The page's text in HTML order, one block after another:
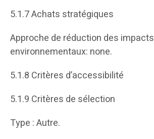
5.1.7 Achats stratégiques
Approche de réduction des impacts
environnementaux: none.
5.1.8 Critères d’accessibilité
5.1.9 Critères de sélection
Type : Autre.